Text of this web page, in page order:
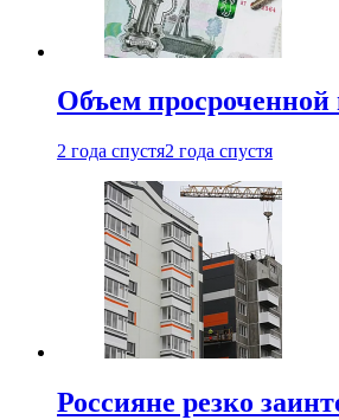
Объем
2 года спустя2 года спустя
Россияне резко